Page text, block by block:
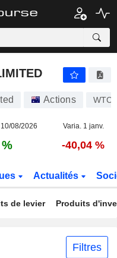
Actions WTC
08/2026 Varia. 1 janv.
-40,04 %
Actualités
de levier Produits
Filtres